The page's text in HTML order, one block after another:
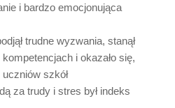
i bardzo emocjonująca
trudne wyzwania, stanął
i okazało się,
szkół
za trudy i stres był indeks